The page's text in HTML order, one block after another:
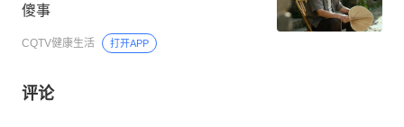
傻事
CQTV健康生活 打开APP
评论